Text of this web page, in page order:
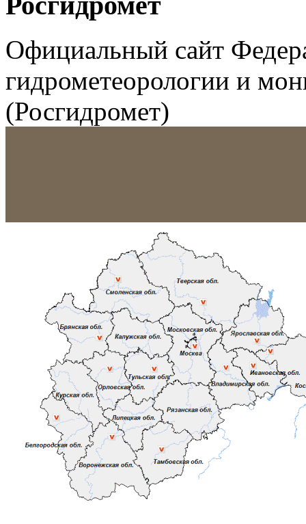
Официальный сайт
гидрометеорологии и
(Росгидромет)